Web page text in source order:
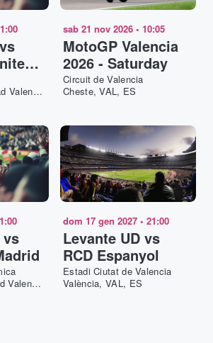
València, Comunidad Valenciana, ES
sab 21 nov 2026 • 10:05
MotoGP Valencia
2026 - Saturday
Circuit de Valencia
Cheste, VAL, ES
vs
Vila-real, Comunidad Valenciana, ES
dom 17 gen 2027 • 21:00
Levante UD vs
RCD Espanyol
Estadi Ciutat de Valencia
València, VAL, ES